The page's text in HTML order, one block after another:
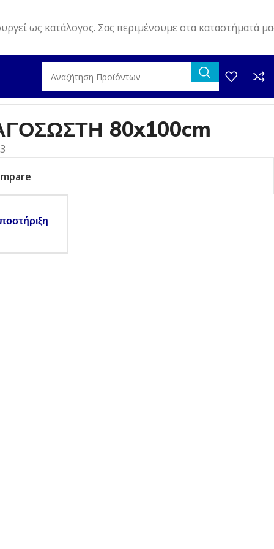
ως κατάλογος. Σας περιμένουμε στα καταστήματά
80x100cm